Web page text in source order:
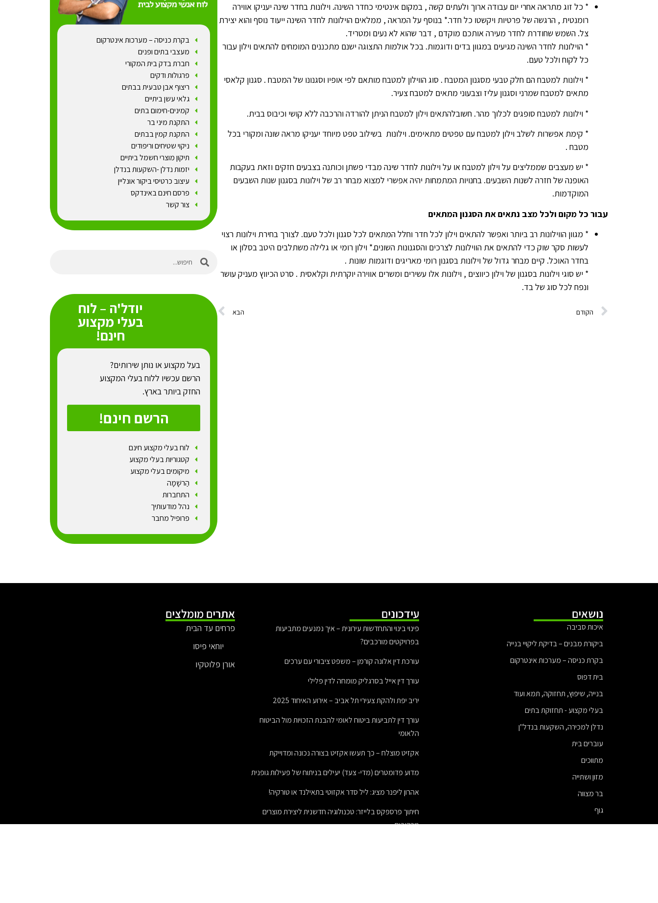
* כל זוג מתראה אחרי יום עבודה ארוך ולעתים קשה , במקום אינטימי כחדר השינה. וילונות בחדר שינה יעניקו אווירה
רומנטית , הרגשה של פרטיות ויקשטו כל חדר.* בנוסף על המראה , ממלאים הוילונות לחדר השינה ייעוד נוסף והוא יצירת
צל. השמש שחודרת לחדר מעירה אותכם מוקדם , דבר שהוא לא נעים ומטריד.
* הוילונות לחדר השינה מגיעים במגוון בדים ודוגמות. בכל אולמות התצוגה ישנם מתכננים המומחים להתאים וילון עבור
כל לקוח ולכל טעם.
* וילונות למטבח הם חלק טבעי מסגנון המטבח . סוג הווילון למטבח מותאם לפי אופיו וסגנונו של המטבח . סגנון קלאסי
מתאים למטבח שמרני וסגנון עליז וצבעוני מתאים למטבח צעיר.
* וילונות למטבח סופגים לכלוך מהר. חשובלהתאים וילון למטבח הניתן להורדה והרכבה ללא קושי וכיבוס בבית.
* קימת אפשרות לשלב וילון למטבח עם טפטים מתאימים. וילונות בשילוב טפט מיוחד יעניקו מראה שונה ומקורי בכל
מטבח .
* יש מעצבים שממליצים על וילון למטבח או על וילונות לחדר שינה מבדי פשתן וכותנה בצבעים חזקים וזאת בעקבות
האופנה של חזרה לשנות השבעים. בחנויות המתמחות יהיה אפשרי למצוא מבחר רב של וילונות בסגנון שנות השבעים
המוקדמות.
עבור כל מקום ולכל מצב נתאים את הסגנון המתאים
* מגוון הווילונות רב ביותר ואפשר להתאים וילון לכל חדר וחלל המתאים לכל סגנון ולכל טעם. לצורך בחירת וילונות רצוי
לעשות סקר שוק כדי להתאים את הווילונות לצרכים והסגנונות השונים.* וילון רומי או גלילה משתלבים היטב בסלון או
בחדר האוכל. קיים מבחר גדול של וילונות בסגנון רומי מאריגים ודוגמות שונות .
* יש סוגי וילונות בסגנון של וילון כיווצים , וילונות אלו עשירים ומשרים אווירה יוקרתית וקלאסית . סרט הכיווץ מעניק עושר
ונפח לכל סוג של בד.
הקודם הבא
בקרת כניסה – מערכות אינטרקום
מעצבי בתים ופנים
חברת בדק בית המקורי
פרגולות ודקים
ריצוף אבן טבעית בבתים
גלאי עשן ביתיים
קמינים-חימום בתים
התקנת מיני בר
התקנת קמין בבתים
ניקוי שטיחים וריפודים
תיקון מוצרי חשמל ביתיים
יזמות נדלן -השקעות בנדלן
עיצוב כרטיסי ביקור אונליין
פרסם חינם באינדקס
צור קשר
יודל'ה – לוח
בעלי מקצוע
חינם!
בעל מקצוע או נותן שירותים?
הרשם עכשיו ללוח בעלי המקצוע
החזק ביותר בארץ.
הרשם חינם!
לוח בעלי מקצוע חינם
קטגוריות בעלי מקצוע
מיקומים בעלי מקצוע
הַרשָׁמָה
התחברות
נהל מודעותיך
פרופיל מחבר
נושאים
איכות סביבה
ביקורת מבנים – בדיקת ליקויי בנייה
בקרת כניסה – מערכות אינטרקום
בית דפוס
בנייה, שיפוץ, תחזוקה, תמא ועוד
בעלי מקצוע - תחזוקת בתים
נדלן למכירה, השקעות בנדל"ן
עוברים בית
מתווכים
מזון ושתייה
בר מצווה
גוף
ניתוחי חזה
עידכונים
פינוי בינוי והתחדשות עירונית – איך נמנעים מתביעות
בפרויקטים מורכבים?
עורכת דין אלונה קורמן – משפט ציבורי עם ערכים
עורך דין אייל בסרגליק מומחה לדין פלילי
יריב יפת ולהקת צעירי תל אביב – אירוע האיחוד 2025
עורך דין לתביעות ביטוח לאומי להבנת הזכויות מול הביטוח
הלאומי
אקזיט מוצלח – כך תעשו אקזיט בצורה נכונה ומדוייקת
מדוע פדומטרים (מדי- צעד) יעילים בניתוח של פעילות גופנית
אהרון ליפנר מציג: ליל סדר אקזוטי בתאילנד או טורקיה!
חיתוך פרספקס בלייזר: טכנולוגיה חדשנית ליצירת מוצרים
מרהיבים
אתרים מומלצים
פרחים עד הבית
יוחאי פיסו
אורן פלוטקיו